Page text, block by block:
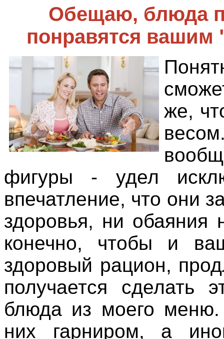
Обещаю, блюда
понравятся
же,
фигуры - удел
впечатление, что они
здоровья, ни
конечно, чтобы и
здоровый рацион,
получается сделать
блюда из моего
них гарниром, а